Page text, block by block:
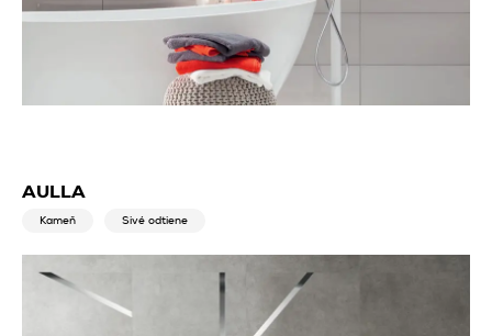
AULLA
Kameň Sivé odtiene